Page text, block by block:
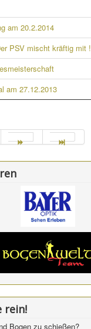
am 20.2.2014
PSV mischt kräftig mit !
am 27.12.2013
rein!
Bogen zu schießen?